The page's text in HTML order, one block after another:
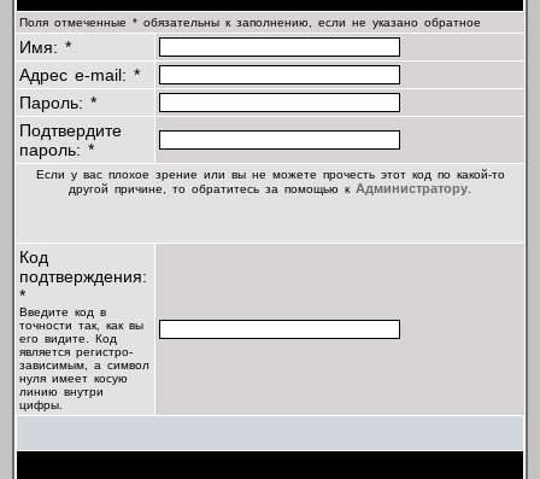
Поля отмеченные * обязательны к заполнению, если не указано обратное
Имя: *
Адрес e-mail: *
Пароль: *
Подтвердите
пароль: *
Если у вас плохое зрение или вы не можете прочесть этот код по какой-то
другой причине, то обратитесь за помощью к Администратору
Код
подтверждения:
*
Введите код в
точности так, как вы
его видите. Код
является регистро-
зависимым, а символ
нуля имеет косую
линию внутри
цифры.